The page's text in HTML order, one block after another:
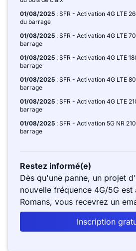
01/08/2025 : SFR - Activation 4G LTE
du barrage
01/08/2025 : SFR - Activation 4G LTE
barrage
01/08/2025 : SFR - Activation 4G LTE
barrage
01/08/2025 : SFR - Activation 4G LTE
barrage
01/08/2025 : SFR - Activation 4G LTE
barrage
01/08/2025 : SFR - Activation 5G NR
barrage
Restez informé(e)
Dès qu'une panne, un projet
nouvelle fréquence 4G/5G est
Romans, vous recevrez un
Inscription